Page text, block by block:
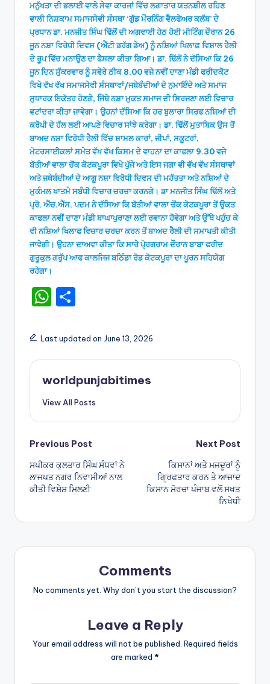
ਮਨੁੱਖਤਾ ਦੀ ਭਲਾਈ ਵਾਲੇ ਸੇਵਾ ਕਾਰਜਾਂ ਵਿੱਚ ਲਗਾਤਾਰ ਯਤਨਸ਼ੀਲ ਰਹਿਣ
ਵਾਲੀ ਨਿਸ਼ਕਾਮ ਸਮਾਜਸੇਵੀ ਸੰਸਥਾ ‘ਗੁੱਡ ਮੌਰਨਿੰਗ ਵੈਲਫੇਅਰ ਕਲੱਬ’ ਦੇ
ਪ੍ਰਧਾਨ ਡਾ. ਮਨਜੀਤ ਸਿੰਘ ਢਿੱਲੋਂ ਦੀ ਅਗਵਾਈ ਹੇਠ ਹੋਈ ਮੀਟਿੰਗ ਦੌਰਾਨ 26
ਜੂਨ ਨਸ਼ਾ ਵਿਰੋਧੀ ਦਿਵਸ (ਐਂਟੀ ਡਰੱਗ ਡੇਅ) ਨੂੰ ਨਸ਼ਿਆਂ ਖਿਲਾਫ਼ ਵਿਸ਼ਾਲ ਰੈਲੀ
ਦੇ ਰੂਪ ਵਿੱਚ ਮਨਾਉਣ ਦਾ ਫੈਸਲਾ ਕੀਤਾ ਗਿਆ। ਡਾ. ਢਿੱਲੋਂ ਨੇ ਦੱਸਿਆ ਕਿ 26
ਜੂਨ ਦਿਨ ਸ਼ੁੱਕਰਵਾਰ ਨੂੰ ਸਵੇਰੇ ਠੀਕ 8.00 ਵਜੇ ਨਵੀਂ ਦਾਣਾ ਮੰਡੀ ਫਰੀਦਕੋਟ
ਵਿਖੇ ਵੱਖ ਵੱਖ ਸਮਾਜਸੇਵੀ ਸੰਸਥਾਵਾਂ/ਜਥੇਬੰਦੀਆਂ ਦੇ ਨੁਮਾਇੰਦੇ ਅਤੇ ਸਮਾਜ
ਸੁਧਾਰਕ ਇਕੱਤਰ ਹੋਣਗੇ, ਜਿੱਥੇ ਨਸ਼ਾ ਮੁਕਤ ਸਮਾਜ ਦੀ ਸਿਰਜਣਾ ਲਈ ਵਿਚਾਰ
ਵਟਾਂਦਰਾ ਕੀਤਾ ਜਾਵੇਗਾ। ਉਹਨਾਂ ਦੱਸਿਆ ਕਿ ਹਰ ਬੁਲਾਰਾ ਸਿਰਫ ਨਸ਼ਿਆਂ ਦੀ
ਕਰੋਪੀ ਦੇ ਹੱਲ ਲਈ ਆਪਣੇ ਵਿਚਾਰ ਸਾਂਝੇ ਕਰੇਗਾ। ਡਾ. ਢਿੱਲੋਂ ਮੁਤਾਬਿਕ ਉਸ ਤੋਂ
ਬਾਅਦ ਨਸ਼ਾ ਵਿਰੋਧੀ ਰੈਲੀ ਵਿੱਚ ਸ਼ਾਮਲ ਕਾਰਾਂ, ਜੀਪਾਂ, ਸਕੂਟਰਾਂ,
ਮੋਟਰਸਾਈਕਲਾਂ ਸਮੇਤ ਵੱਖ ਵੱਖ ਕਿਸਮ ਦੇ ਵਾਹਨਾ ਦਾ ਕਾਫਲਾ 9.30 ਵਜੇ
ਬੱਤੀਆਂ ਵਾਲਾ ਚੋਂਕ ਕੋਟਕਪੂਰਾ ਵਿਖੇ ਪੁੱਜੇ ਅਤੇ ਇਸ ਜਗਾ ਵੀ ਵੱਖ ਵੱਖ ਸੰਸਥਾਵਾਂ
ਅਤੇ ਜਥੇਬੰਦੀਆਂ ਦੇ ਆਗੂ ਨਸ਼ਾ ਵਿਰੋਧੀ ਦਿਵਸ ਦੀ ਮਹੱਤਤਾ ਅਤੇ ਨਸ਼ਿਆਂ ਦੇ
ਮੁਕੰਮਲ ਖਾਤਮੇ ਸਬੰਧੀ ਵਿਚਾਰ ਚਰਚਾ ਕਰਨਗੇ। ਡਾ ਮਨਜੀਤ ਸਿੰਘ ਢਿੱਲੋਂ ਅਤੇ
ਪ੍ਰੋ. ਐੱਚ.ਐੱਸ. ਪਦਮ ਨੇ ਦੱਸਿਆ ਕਿ ਬੱਤੀਆਂ ਵਾਲਾ ਚੋਂਕ ਕੋਟਕਪੂਰਾ ਤੋਂ ਉਕਤ
ਕਾਫਲਾ ਨਵੀਂ ਦਾਣਾ ਮੰਡੀ ਬਾਘਾਪੁਰਾਣਾ ਲਈ ਰਵਾਨਾ ਹੋਵੇਗਾ ਅਤੇ ਉੱਥੇ ਪਹੁੰਚ ਕੇ
ਵੀ ਨਸ਼ਿਆਂ ਖਿਲਾਫ ਵਿਚਾਰ ਚਰਚਾ ਕਰਨ ਤੋਂ ਬਾਅਦ ਰੈਲੀ ਦੀ ਸਮਾਪਤੀ ਕੀਤੀ
ਜਾਵੇਗੀ। ਉਹਨਾ ਦਾਅਵਾ ਕੀਤਾ ਕਿ ਸਾਰੇ ਪੋ੍ਰਗਰਾਮ ਦੌਰਾਨ ਬਾਬਾ ਫਰੀਦ
ਗੁਰੂਕੁਲ ਗਰੁੱਪ ਆਫ ਕਾਲਜਿਜ ਬਠਿੰਡਾ ਰੋਡ ਕੋਟਕਪੂਰਾ ਦਾ ਪੂਰਨ ਸਹਿਯੋਗ
ਰਹੇਗਾ।
W
a
ts
A
p
ar
e
Last updated on June 13, 2026
worldpunjabitimes
View All Posts
Post
navigation
Previous Post
ਸਪੀਕਰ ਕੁਲਤਾਰ ਸਿੰਘ ਸੰਧਵਾਂ ਨੇ
ਲਾਜਪਤ ਨਗਰ ਨਿਵਾਸੀਆਂ ਨਾਲ
ਕੀਤੀ ਵਿਸ਼ੇਸ਼ ਮਿਲਣੀ
Next Post
ਕਿਸਾਨਾਂ ਅਤੇ ਮਜਦੂਰਾਂ ਨੂੰ
ਗ੍ਰਿਫਤਾਰ ਕਰਨ ਤੇ ਆਜ਼ਾਦ
ਕਿਸਾਨ ਮੋਰਚਾ ਪੰਜਾਬ ਵਲੋਂ ਸਖਤ
ਨਿਖੇਧੀ
Comments
No comments yet. Why don’t you start the discussion?
Leave a Reply
Your email address will not be published. Required fields
are marked *